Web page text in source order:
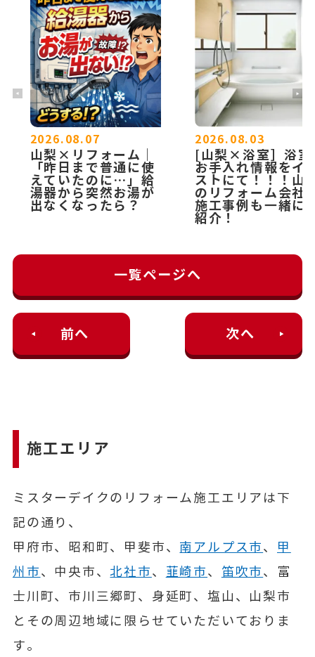
2026.08.07
山梨×リフォーム｜
「昨日まで普通に使
えていたのに…」給
湯器から突然お湯が
出なくなったら？
2026.08.03
[山梨×浴室］浴室
お手入れ情報をイ
ストにて！！！山
のリフォーム会社
施工事例も一緒に
紹介！
前へ
一覧ページへ
次へ
施工エリア
ミスターデイクのリフォーム施工エリアは下
記の通り、
甲府市、昭和町、甲斐市、 南アルプス市、 甲
州市、中央市、北社市、 韮崎市、 笛吹市、富
士川町、市川三郷町、身延町、塩山、山梨市
とその周辺地域に限らせていただいておりま
す。